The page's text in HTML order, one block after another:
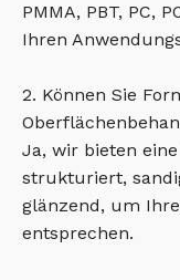
PMMA, PBT, PC,
Ihren
2. Können Sie
Ja, wir bieten
strukturiert,
glänzend, um
entsprechen.